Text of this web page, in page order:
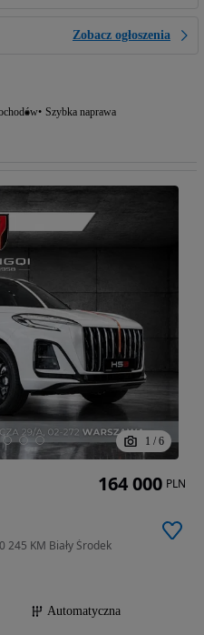
Zobacz ogłoszenia
Szybka naprawa
1 / 6
245 KM Biały Środek
Automatyczna
164 000 PLN